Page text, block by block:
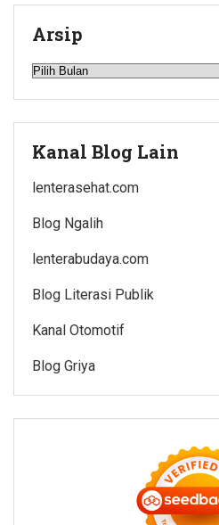
Arsip
Arsip
Kanal Blog Lain
lenterasehat.com
Blog Ngalih
lenterabudaya.com
Blog Literasi Publik
Kanal Otomotif
Blog Griya